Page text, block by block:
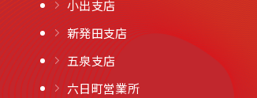
小出支店
新発田支店
五泉支店
六日町営業所